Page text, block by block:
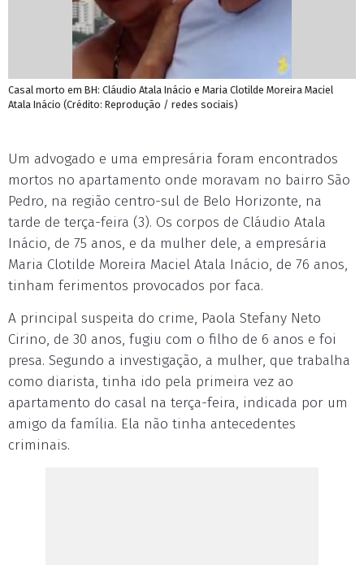
Casal morto em BH: Cláudio Atala Inácio e Maria Clotilde Moreira Maciel
Atala Inácio (Crédito: Reprodução / redes sociais)
Um advogado e uma empresária foram encontrados
mortos no apartamento onde moravam no bairro São
Pedro, na região centro-sul de Belo Horizonte, na
tarde de terça-feira (3). Os corpos de Cláudio Atala
Inácio, de 75 anos, e da mulher dele, a empresária
Maria Clotilde Moreira Maciel Atala Inácio, de 76 anos,
tinham ferimentos provocados por faca.
A principal suspeita do crime, Paola Stefany Neto
Cirino, de 30 anos, fugiu com o filho de 6 anos e foi
presa. Segundo a investigação, a mulher, que trabalha
como diarista, tinha ido pela primeira vez ao
apartamento do casal na terça-feira, indicada por um
amigo da família. Ela não tinha antecedentes
criminais.